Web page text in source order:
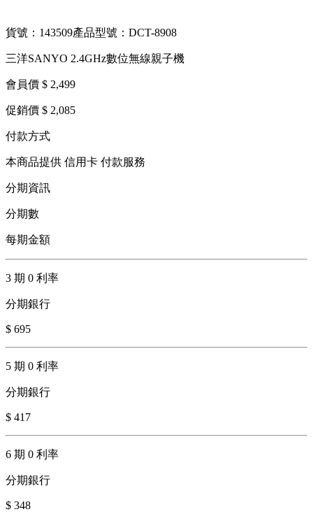
貨號：143509產品型號：DCT-8908
三洋SANYO 2.4GHz數位無線親子機
會員價 $ 2,499
促銷價 $ 2,085
付款方式
本商品提供 信用卡 付款服務
分期資訊
分期數
每期金額
3 期 0 利率
分期銀行
$ 695
5 期 0 利率
分期銀行
$ 417
6 期 0 利率
分期銀行
$ 348